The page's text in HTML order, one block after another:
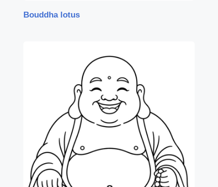
Bouddha lotus